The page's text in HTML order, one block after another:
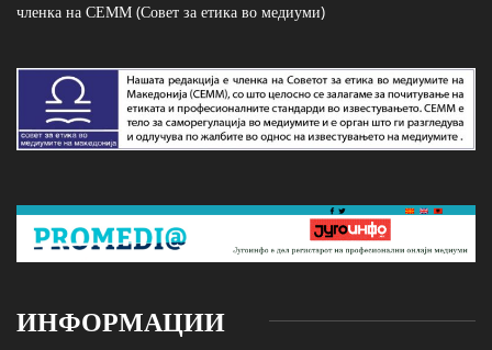
членка на СЕММ (Совет за етика во медиуми)
ИНФОРМАЦИИ